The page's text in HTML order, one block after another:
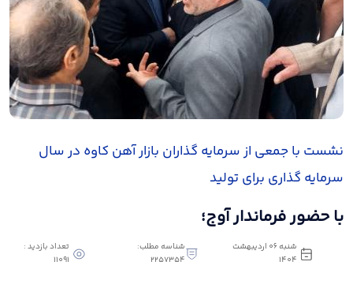
نشست با جمعی از سرمایه گذاران بازار آهن کاوه در سال
سرمایه گذاری برای تولید
با حضور فرماندار آوج؛
شنبه 06 اردیبهشت
1404
شناسه مطلب:
2257354
تعداد بازدید :
11091